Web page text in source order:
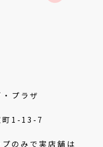
プラザ
町1-13-7
プのみで実店舗は